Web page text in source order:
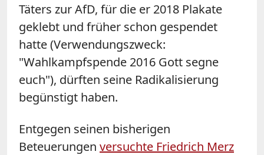
Täters zur AfD, für die er 2018 Plakate
geklebt und früher schon gespendet
hatte (Verwendungszweck:
"Wahlkampfspende 2016 Gott segne
euch"), dürften seine Radikalisierung
begünstigt haben.
Entgegen seinen bisherigen
Beteuerungen versuchte Friedrich Merz